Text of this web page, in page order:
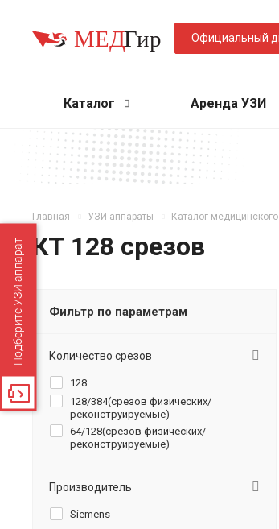
Официальный
Каталог Аренда УЗИ
Главная УЗИ аппараты Каталог
КТ 128 срезов
Фильтр по параметрам
Количество срезов
128
128/384(срезов физических/
реконструируемые)
64/128(срезов физических/
реконструируемые)
Производитель
Siemens
Подберите УЗИ аппарат